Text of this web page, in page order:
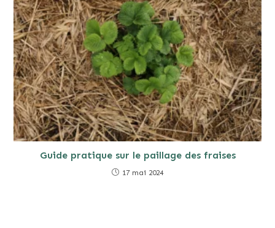
Guide pratique sur le paillage des fraises
17 mai 2024